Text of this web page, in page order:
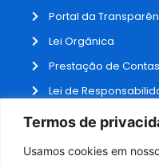
Termos de
Usamos cookies em
Portal da
Lei Orgânica
Prestação de Contas
Lei de
Receitas e Despesas